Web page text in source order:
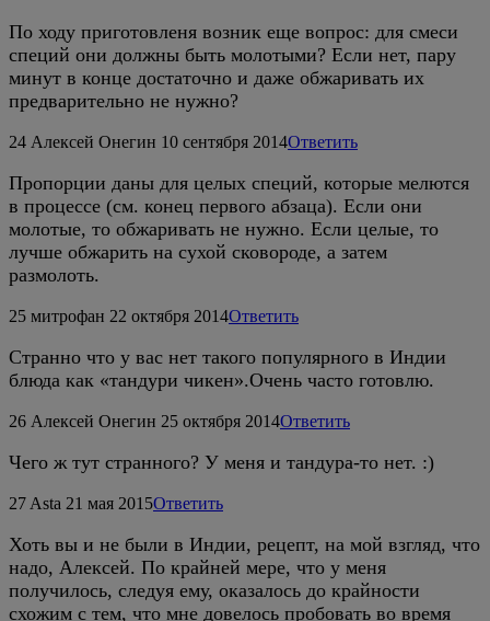
По ходу приготовленя возник еще вопрос: для смеси
специй они должны быть молотыми? Если нет, пару
минут в конце достаточно и даже обжаривать их
предварительно не нужно?
24 Алексей Онегин 10 сентября 2014Ответить
Пропорции даны для целых специй, которые мелются
в процессе (см. конец первого абзаца). Если они
молотые, то обжаривать не нужно. Если целые, то
лучше обжарить на сухой сковороде, а затем
размолоть.
25 митрофан 22 октября 2014Ответить
Странно что у вас нет такого популярного в Индии
блюда как «тандури чикен».Очень часто готовлю.
26 Алексей Онегин 25 октября 2014Ответить
Чего ж тут странного? У меня и тандура-то нет. :)
27 Asta 21 мая 2015Ответить
Хоть вы и не были в Индии, рецепт, на мой взгляд, что
надо, Алексей. По крайней мере, что у меня
получилось, следуя ему, оказалось до крайности
схожим с тем, что мне довелось пробовать во время